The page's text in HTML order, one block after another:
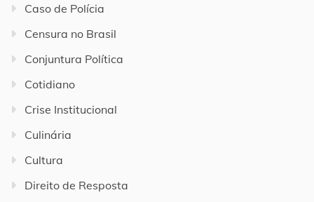
Caso de Polícia
Censura no Brasil
Conjuntura Política
Cotidiano
Crise Institucional
Culinária
Cultura
Direito de Resposta